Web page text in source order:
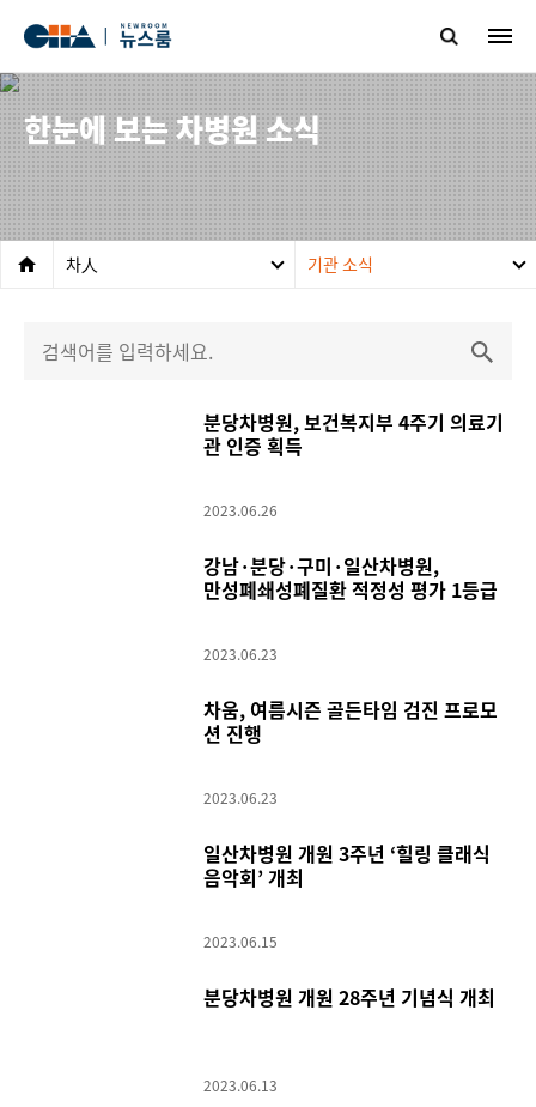
한눈에 보는 차병원 소식
차人 기관 소식
분당차병원, 보건복지부 4주기 의료기
관 인증 획득
2023.06.26
강남·분당·구미·일산차병원,
만성폐쇄성폐질환 적정성 평가 1등급
2023.06.23
차움, 여름시즌 골든타임 검진 프로모
션 진행
2023.06.23
일산차병원 개원 3주년 ‘힐링 클래식
음악회’ 개최
2023.06.15
분당차병원 개원 28주년 기념식 개최
2023.06.13